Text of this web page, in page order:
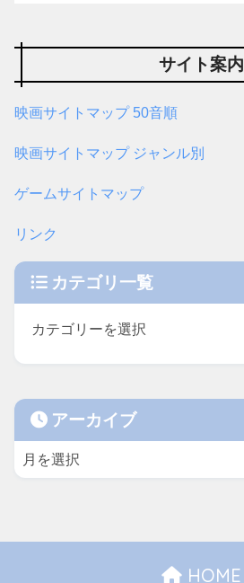
サイト案内
映画サイトマップ 50音順
映画サイトマップ ジャンル別
ゲームサイトマップ
リンク
カテゴリ一覧
アーカイブ
HOME